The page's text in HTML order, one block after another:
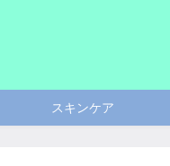
スキンケア